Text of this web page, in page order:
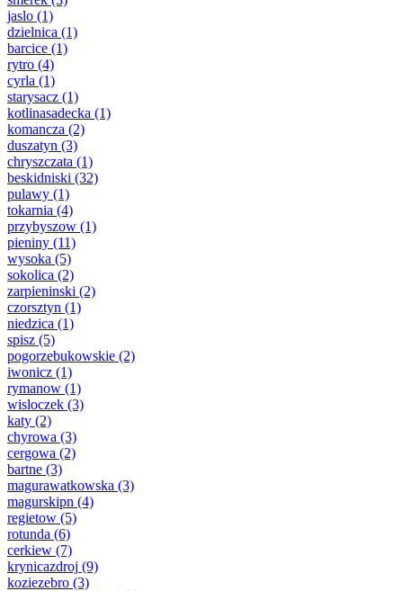
jaslo (1)
dzielnica (1)
barcice (1)
rytro (4)
cyrla (1)
starysacz (1)
kotlinasadecka (1)
komancza (2)
duszatyn (3)
chryszczata (1)
beskidniski (32)
pulawy (1)
tokarnia (4)
przybyszow (1)
pieniny (11)
wysoka (5)
sokolica (2)
zarpieninski (2)
czorsztyn (1)
niedzica (1)
spisz (5)
pogorzebukowskie (2)
iwonicz (1)
rymanow (1)
wisloczek (3)
katy (2)
chyrowa (3)
cergowa (2)
bartne (3)
magurawatkowska (3)
magurskipn (4)
regietow (5)
rotunda (6)
cerkiew (7)
krynicazdroj (9)
koziezebro (3)